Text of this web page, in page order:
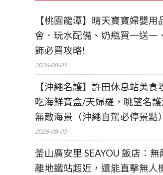
【桃園龍潭】晴天寶寶婦嬰用
會．玩水配備、奶瓶買一送一
飾必買攻略!
2026-08-05
【沖繩名護】許田休息站美食
吃海鮮寶盒/天婦羅，眺望名
無敵海景（沖繩自駕必停景點）
2026-08-05
釜山廣安里 SEAYOU 飯店：無
離地鐵站超近，還能直擊無人